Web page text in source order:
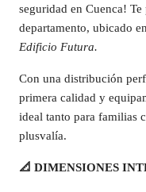
seguridad en Cuenca! Te
departamento, ubicado
Edificio Futura.
Con una distribución
primera calidad y
ideal tanto para familias
plusvalía.
📐 DIMENSIONES